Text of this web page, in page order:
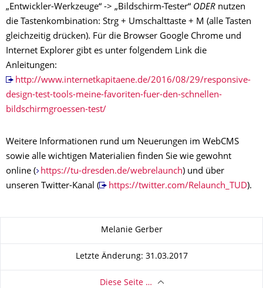
„Entwickler-Werkzeuge“ -> „Bildschirm-Tester“ ODER nutzen
die Tastenkombination: Strg + Umschalttaste + M (alle Tasten
gleichzeitig drücken). Für die Browser Google Chrome und
Internet Explorer gibt es unter folgendem Link die
Anleitungen:
http://www.internetkapitaene.de/2016/08/29/responsive-
design-test-tools-meine-favoriten-fuer-den-schnellen-
bildschirmgroessen-test/
Weitere Informationen rund um Neuerungen im WebCMS
sowie alle wichtigen Materialien finden Sie wie gewohnt
online (
https://tu-dresden.de/webrelaunch) und über
unseren Twitter-Kanal (
https://twitter.com/Relaunch_TUD).
Melanie Gerber
Letzte Änderung: 31.03.2017
Diese Seite …